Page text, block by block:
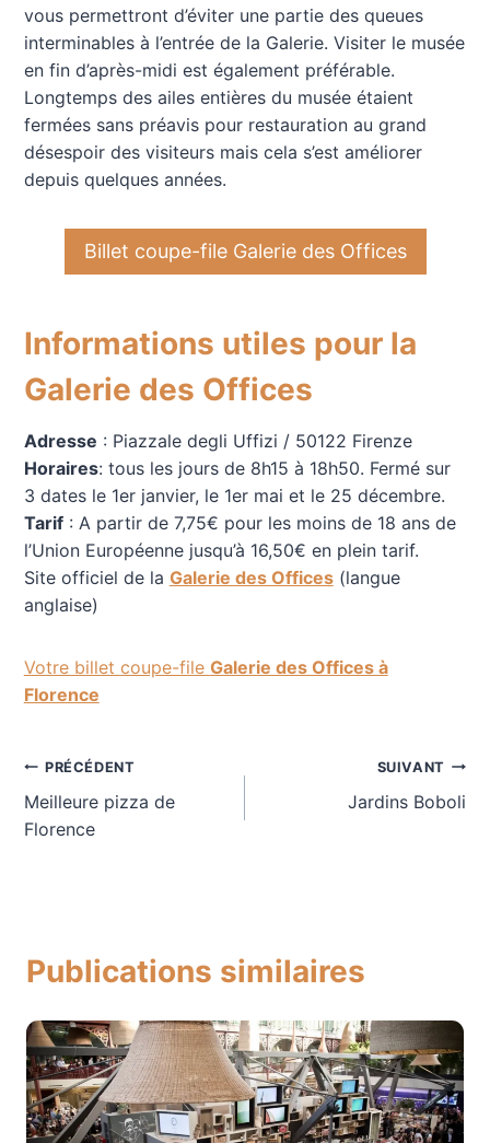
vous permettront d’éviter une partie des queues
interminables à l’entrée de la Galerie. Visiter le musée
en fin d’après-midi est également préférable.
Longtemps des ailes entières du musée étaient
fermées sans préavis pour restauration au grand
désespoir des visiteurs mais cela s’est améliorer
depuis quelques années.
Billet coupe-file Galerie des Offices
Informations utiles pour la
Galerie des Offices
Adresse : Piazzale degli Uffizi / 50122 Firenze
Horaires: tous les jours de 8h15 à 18h50. Fermé sur
3 dates le 1er janvier, le 1er mai et le 25 décembre.
Tarif: A partir de 7,75€ pour les moins de 18 ans de
l’Union Européenne jusqu’à 16,50€ en plein tarif.
Site officiel de la Galerie des Offices(langue
anglaise)
Votre billet coupe-file Galerie des Offices à
Florence
Navigation
de
PRÉCÉDENT
Meilleure pizza de
Florence
SUIVANT
Jardins Boboli
Publications similaires